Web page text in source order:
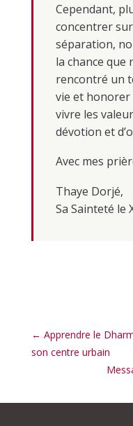
Cependant,
concentrer
séparation,
la chance que
rencontré un
vie et
vivre les
dévotion et
Avec mes
Thaye Dorjé,
Sa Sainteté le
← Apprendre le
son centre urbain